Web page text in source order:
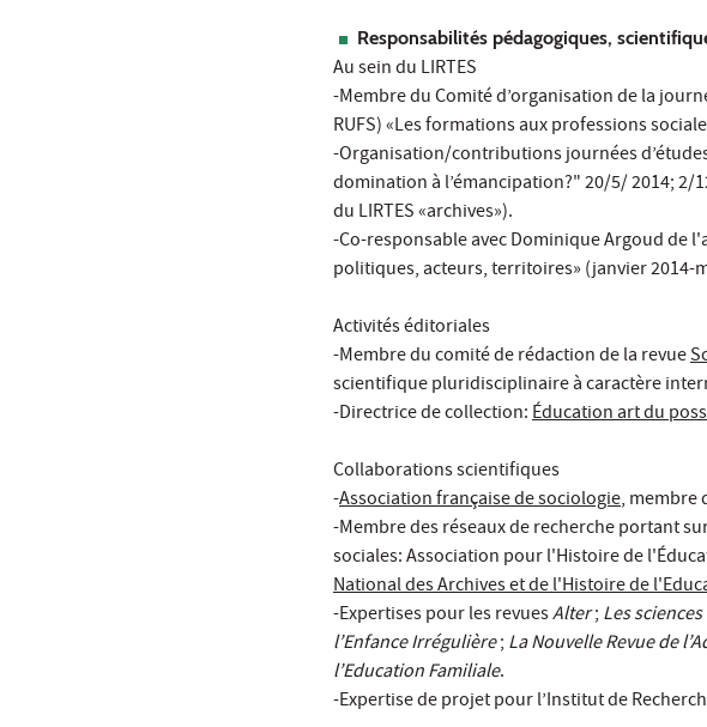
Responsabilités pédagogiques,
Au sein du LIRTES
-Membre du Comité d’organisation de la
RUFS) «Les formations aux professions
-Organisation/contributions journées
domination à l’émancipation?" 20/5/ 2014;
du LIRTES «archives»).
-Co-responsable avec Dominique Argoud de
politiques, acteurs, territoires» (janvier 2014-
Activités éditoriales
-Membre du comité de rédaction de la revue
scientifique pluridisciplinaire à caractère
-Directrice de collection:Éducation art du
Collaborations scientifiques
-Association française de sociologie, membre
-Membre des réseaux de recherche portant
sociales: Association pour l'Histoire de
National des Archives et de l'Histoire de
-Expertises pour les revuesAlter; Les
l’Enfance Irrégulière; La Nouvelle Revue de
l’Education Familiale.
-Expertise de projet pour l’Institut de